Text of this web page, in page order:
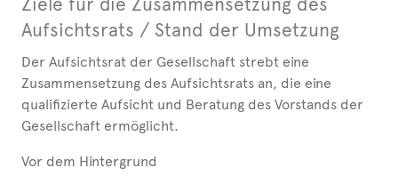
Aufsichtsrats / Stand der Umsetzung
Der Aufsichtsrat der Gesellschaft strebt eine
Zusammensetzung des Aufsichtsrats an, die eine
qualifizierte Aufsicht und Beratung des Vorstands der
Gesellschaft ermöglicht.
Vor dem Hintergrund